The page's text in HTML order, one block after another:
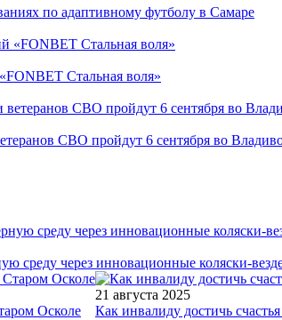
по адаптивному футболу в Самаре
Стальная воля»
СВО пройдут 6 сентября во
среду через инновационные коляски-
Осколе
21 августа 2025
Как инвалиду достичь